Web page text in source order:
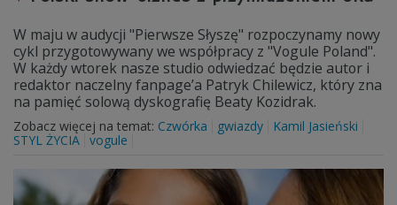
W maju w audycji "Pierwsze Słyszę" rozpoczynamy nowy
cykl przygotowywany we współpracy z "Vogule Poland".
W każdy wtorek nasze studio odwiedzać będzie autor i
redaktor naczelny fanpage’a Patryk Chilewicz, który zna
na pamięć solową dyskografię Beaty Kozidrak.
Zobacz więcej na temat: Czwórka gwiazdy
Kamil Jasieński
STYL ŻYCIA vogule